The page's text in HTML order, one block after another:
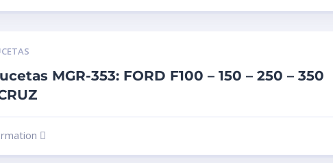
MGR-353: FORD F100 – 150 – 250 – 350